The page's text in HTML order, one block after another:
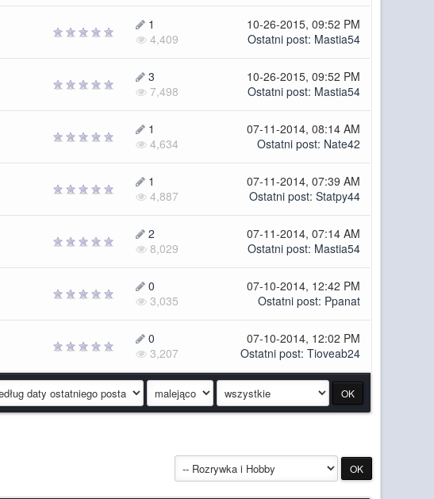
1
4,409
10-26-2015, 09:52 PM
Ostatni post: Mastia54
3
7,498
10-26-2015, 09:52 PM
Ostatni post: Mastia54
1
4,634
07-11-2014, 08:14 AM
Ostatni post: Nate42
1
4,887
07-11-2014, 07:39 AM
Ostatni post: Statpy44
2
8,029
07-11-2014, 07:14 AM
Ostatni post: Mastia54
0
3,035
07-10-2014, 12:42 PM
Ostatni post: Ppanat
0
3,207
07-10-2014, 12:02 PM
Ostatni post: Tioveab24